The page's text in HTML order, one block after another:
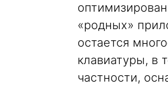
«родных»
остается
клавиатуры, в
частности,